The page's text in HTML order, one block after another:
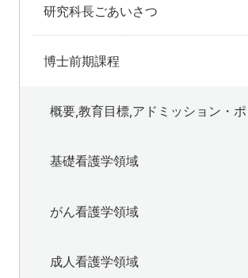
研究科長ごあいさつ
博士前期課程
概要,教育目標,アドミッション・
基礎看護学領域
がん看護学領域
成人看護学領域